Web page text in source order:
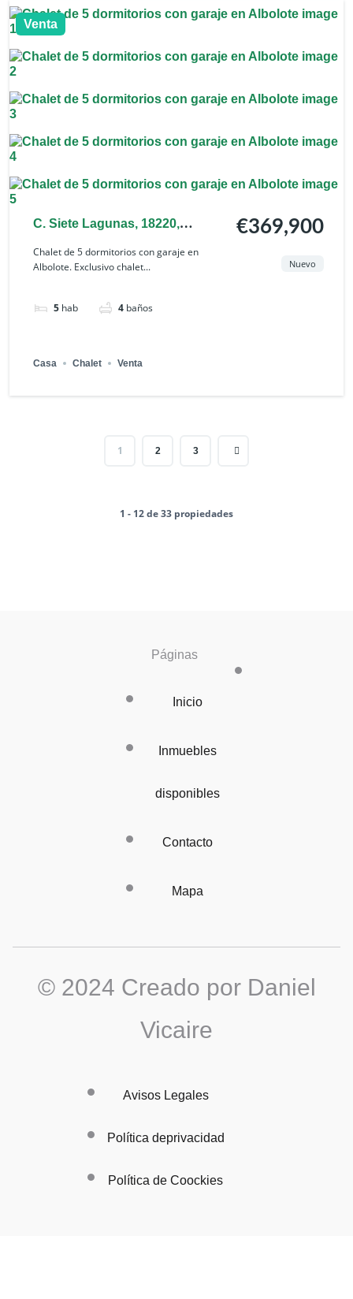
Venta
C. Siete Lagunas, 18220,
Granada, España
Chalet de 5 dormitorios con garaje en
Albolote. Exclusivo chalet...
5 hab 4 baños
€369,900
Nuevo
Casa Chalet Venta
1 2 3
1 - 12 de 33 propiedades
Páginas
Inicio
Inmuebles
disponibles
Contacto
Mapa
© 2024 Creado por Daniel
Vicaire
Avisos Legales
Política deprivacidad
Política de Coockies